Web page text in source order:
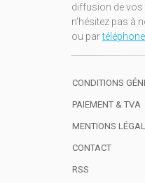
diffusion de vos
n'hésitez pas à
ou partéléphone
CONDITIONS
PAIEMENT & TVA
MENTIONS
CONTACT
RSS